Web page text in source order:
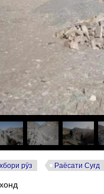
рӯз Раёсати Суғд